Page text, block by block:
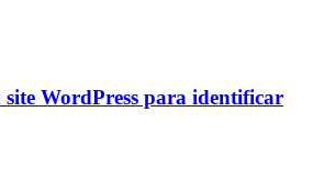
site WordPress para identificar